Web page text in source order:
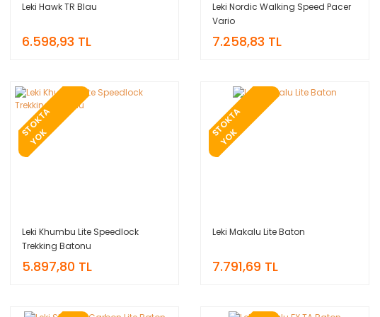
Leki Hawk TR Blau
6.598,93 TL
Leki Nordic Walking Speed Pacer
Vario
7.258,83 TL
S
T
O
K
T
A
Y
O
K
Leki Khumbu Lite Speedlock
Trekking Batonu
5.897,80 TL
S
T
O
K
T
A
Y
O
K
Leki Makalu Lite Baton
7.791,69 TL